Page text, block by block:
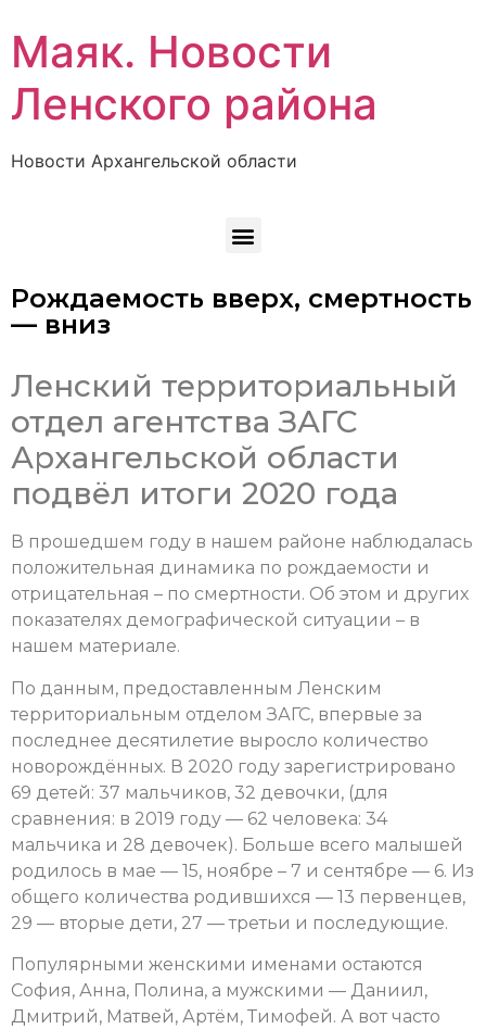
Маяк. Новости
Ленского района
Новости Архангельской области
Рождаемость вверх, смертность
— вниз
Ленский территориальный
отдел агентства ЗАГС
Архангельской области
подвёл итоги 2020 года
В прошедшем году в нашем районе наблюдалась
положительная динамика по рождаемости и
отрицательная – по смертности. Об этом и других
показателях демографической ситуации – в
нашем материале.
По данным, предоставленным Ленским
территориальным отделом ЗАГС, впервые за
последнее десятилетие выросло количество
новорождённых. В 2020 году зарегистрировано
69 детей: 37 мальчиков, 32 девочки, (для
сравнения: в 2019 году — 62 человека: 34
мальчика и 28 девочек). Больше всего малышей
родилось в мае — 15, ноябре – 7 и сентябре — 6. Из
общего количества родившихся — 13 первенцев,
29 — вторые дети, 27 — третьи и последующие.
Популярными женскими именами остаются
София, Анна, Полина, а мужскими — Даниил,
Дмитрий, Матвей, Артём, Тимофей. А вот часто